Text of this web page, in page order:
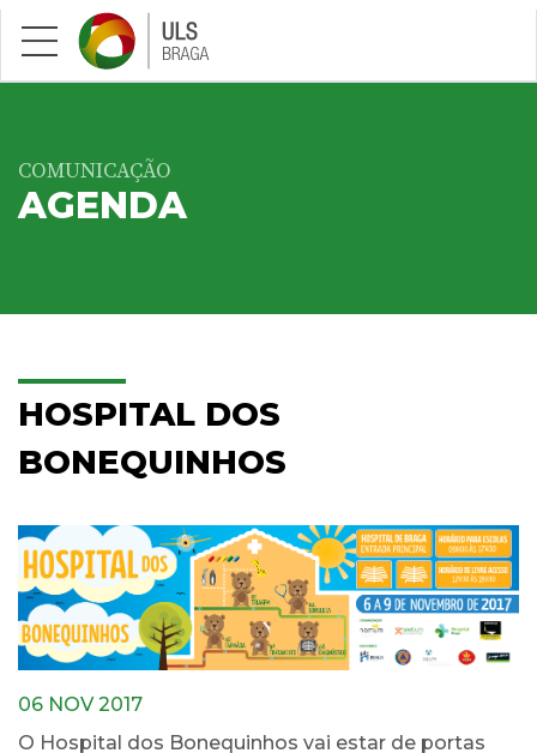
Saltar para conteúdo principal
COMUNICAÇÃO
AGENDA
HOSPITAL DOS
BONEQUINHOS
06 NOV 2017
O Hospital dos Bonequinhos vai estar de portas